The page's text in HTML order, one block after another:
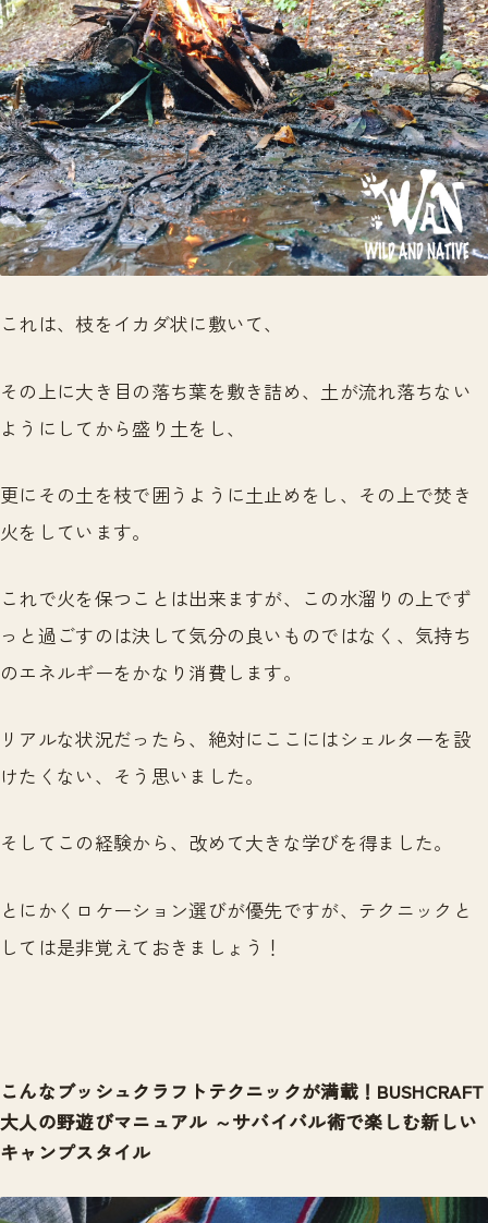
これは、枝をイカダ状に敷いて、
その上に大き目の落ち葉を敷き詰め、土が流れ落ちない
ようにしてから盛り土をし、
更にその土を枝で囲うように土止めをし、その上で焚き
火をしています。
これで火を保つことは出来ますが、この水溜りの上でず
っと過ごすのは決して気分の良いものではなく、気持ち
のエネルギーをかなり消費します。
リアルな状況だったら、絶対にここにはシェルターを設
けたくない、そう思いました。
そしてこの経験から、改めて大きな学びを得ました。
とにかくロケーション選びが優先ですが、テクニックと
しては是非覚えておきましょう！
こんなブッシュクラフトテクニックが満載！BUSHCRAFT
大人の野遊びマニュアル ～サバイバル術で楽しむ新しい
キャンプスタイル